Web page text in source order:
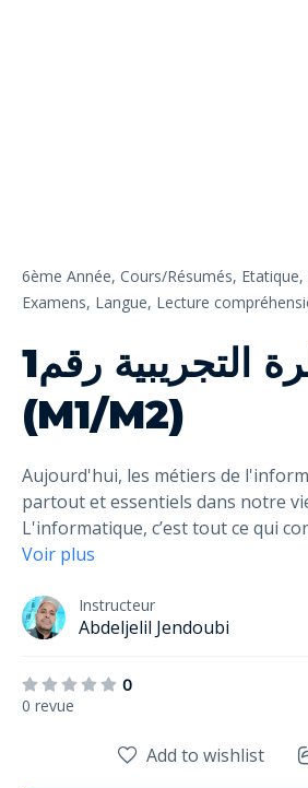
6ème Année, Cours/Résumés, Etatique,
Examens, Langue, Lecture
المناظرة التجريبية رقم1
(M1/M2)
Aujourd'hui, les métiers de
partout et essentiels dans notre
L'informatique, c’est tout ce qui
Voir plus
Instructeur
Abdeljelil Jendoubi
0
0 revue
Add to wishlist